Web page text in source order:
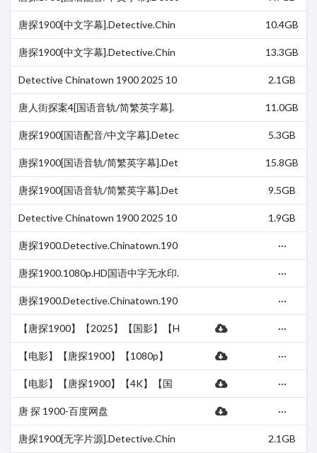
amiVideo.WEB-DL…
唐探1900[中文字幕].Detective.Chin
t.TrueHD.5…
10.4GB
唐探1900[中文字幕].Detective.Chin
13.3GB
Detective Chinatown 1900 2025 10
BONE
2.1GB
唐人街探案4[国语音轨/简繁英字幕].
80p.BluRay.x265.10b…
11.0GB
唐探1900[国语配音/中文字幕].Detec
F.WEB-DL.DDP5.1…
5.3GB
唐探1900[国语音轨/简繁英字幕].Det
1080p.TrueHD7.…
15.8GB
唐探1900[国语音轨/简繁英字幕].Det
9.5GB
Detective Chinatown 1900 2025 10
5 5.1 BO…
1.9GB
唐探1900.Detective.Chinatown.190
andaQT
···
唐探1900.1080p.HD国语中字无水印.
···
唐探1900.Detective.Chinatown.190
72GB)
···
【唐探1900】【2025】【国影】【H
动作/犯罪】 夸克网盘
···
【电影】【唐探1900】【1080p】
雷云盘
···
【电影】【唐探1900】【4K】【国
盘
···
唐 探 1900-百度网盘 ···
唐探1900[无字片源].Detective.Chin
2.1GB